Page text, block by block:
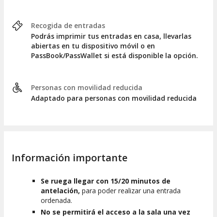
Recogida de entradas
Podrás imprimir tus entradas en casa, llevarlas
abiertas en tu dispositivo móvil o en
PassBook/PassWallet si está disponible la opción.
Personas con movilidad reducida
Adaptado para personas con movilidad reducida
Información importante
Se ruega llegar con 15/20 minutos de
antelación, para poder realizar una entrada
ordenada.
No se permitirá el acceso a la sala una vez